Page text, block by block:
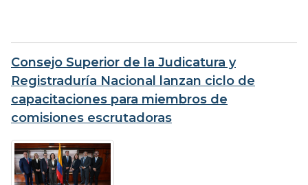
Consejo Superior de la Judicatura y
Registraduría Nacional lanzan ciclo de
capacitaciones para miembros de
comisiones escrutadoras